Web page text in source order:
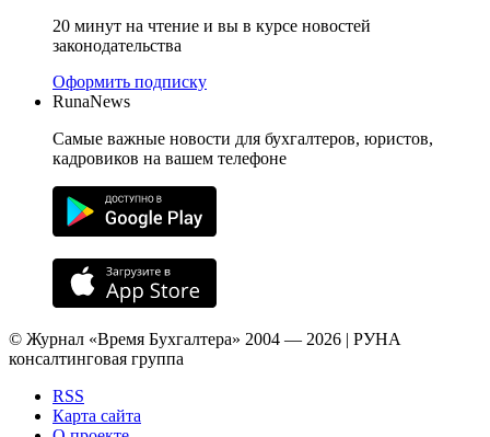
20 минут на чтение и вы в курсе новостей
законодательства
Оформить подписку
RunaNews
Самые важные новости для бухгалтеров, юристов,
кадровиков на вашем телефоне
© Журнал «Время Бухгалтера» 2004 — 2026 | РУНА
консалтинговая группа
RSS
Карта сайта